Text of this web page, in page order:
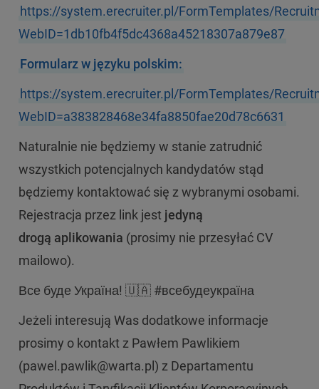
https://system.erecruiter.pl/FormTemplates/
WebID=1db10fb4f5dc4368a45218307a879e87
Formularz w języku polskim:
https://system.erecruiter.pl/FormTemplates/
WebID=a383828468e34fa8850fae20d78c6631
Naturalnie nie będziemy w stanie zatrudnić
wszystkich potencjalnych kandydatów stąd
będziemy kontaktować się z wybranymi osobami.
Rejestracja przez link jest jedyną
drogą aplikowania (prosimy nie przesyłać CV
mailowo).
Все буде Україна! 🇺🇦 #всебудеукраїна
Jeżeli interesują Was dodatkowe informacje
prosimy o kontakt z Pawłem Pawlikiem
(pawel.pawlik@warta.pl) z Departamentu